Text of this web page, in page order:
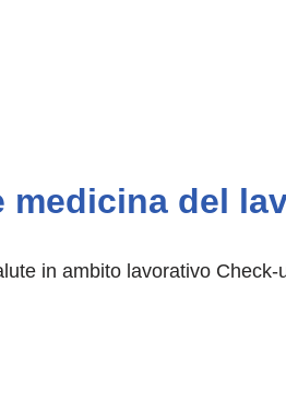
del
in ambito lavorativo